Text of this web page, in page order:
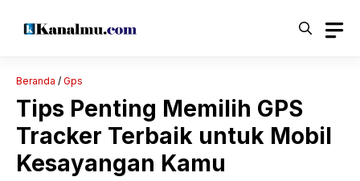
Beranda / Gps
Tips Penting Memilih GPS
Tracker Terbaik untuk Mobil
Kesayangan Kamu